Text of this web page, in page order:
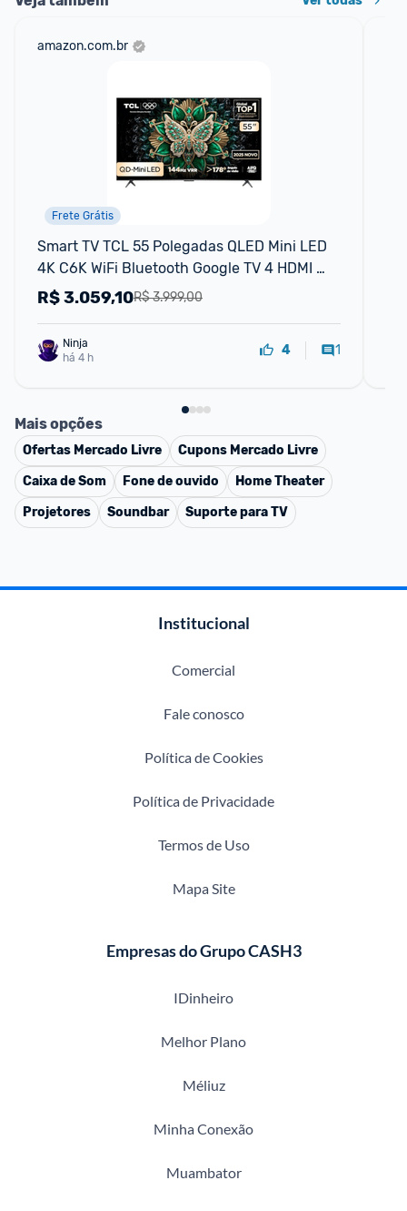
amazon.com.br
Frete Grátis
Smart TV TCL 55 Polegadas QLED Mini LED
4K C6K WiFi Bluetooth Google TV 4 HDMI
144Hz HDR10+ 55C6K
R$ 3.999,00
R$3.059,10
há 4 h
4 1
Mais opções
Ofertas Mercado Livre Cupons Mercado Livre
Caixa de Som
Fone de ouvido
Home Theater
Projetores
Soundbar Suporte para TV
Institucional
Comercial
Fale conosco
Política de Cookies
Política de Privacidade
Termos de Uso
Mapa Site
Empresas do Grupo CASH3
IDinheiro
Melhor Plano
Méliuz
Minha Conexão
Muambator